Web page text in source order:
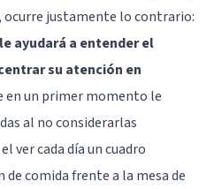
ocurre justamente lo contrario:
ayudará a entender el
su atención en
en un primer momento le
al no considerarlas
ver cada día un cuadro
comida frente a la mesa de